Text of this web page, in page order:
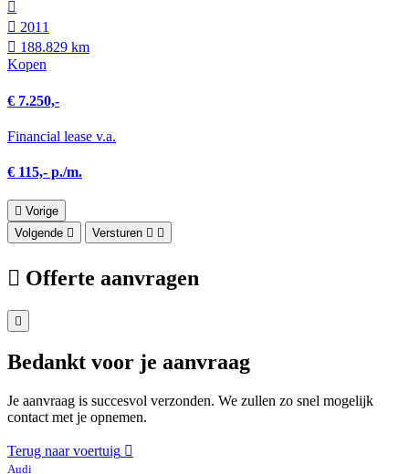
2011
188.829 km
Kopen
€ 7.250,-
Financial lease v.a.
€ 115,- p./m.
Vorige
Volgende
Versturen
Offerte aanvragen
Bedankt voor je aanvraag
Je aanvraag is succesvol verzonden. We zullen zo snel mogelijk
contact met je opnemen.
Terug naar voertuig
Audi